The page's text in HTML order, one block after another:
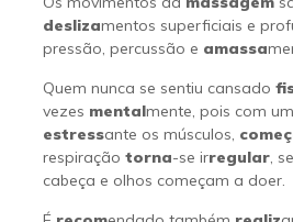
deslizamentos superficiais e
pressão, percussão e amassa
Quem nunca se sentiu cansado
vezes mentalmente, pois com
estressante os músculos,
respiração torna-se irregular,
cabeça e olhos começam a doer.